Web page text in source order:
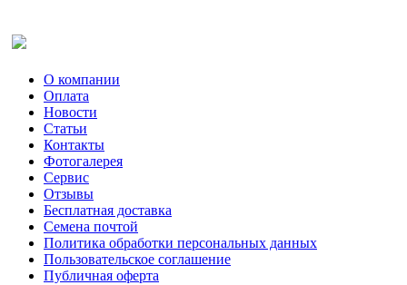
О компании
Оплата
Новости
Статьи
Контакты
Фотогалерея​
Сервис
Отзывы
Бесплатная доставка
Семена почтой
Политика обработки персональных данных
Пользовательское соглашение
Публичная оферта